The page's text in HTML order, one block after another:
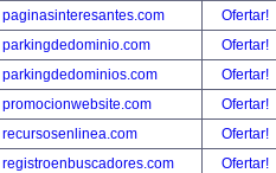
paginasinteresantes.com
Ofertar!
parkingdedominio.com
Ofertar!
parkingdedominios.com
Ofertar!
promocionwebsite.com
Ofertar!
recursosenlinea.com
Ofertar!
registroenbuscadores.com
Ofertar!